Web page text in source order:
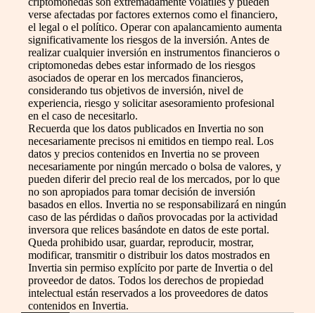
verse afectadas por factores externos como el financiero,
el legal o el político. Operar con apalancamiento aumenta
significativamente los riesgos de la inversión. Antes de
realizar cualquier inversión en instrumentos financieros o
criptomonedas debes estar informado de los riesgos
asociados de operar en los mercados financieros,
considerando tus objetivos de inversión, nivel de
experiencia, riesgo y solicitar asesoramiento profesional
en el caso de necesitarlo.
Recuerda que los datos publicados en Invertia no son
necesariamente precisos ni emitidos en tiempo real. Los
datos y precios contenidos en Invertia no se proveen
necesariamente por ningún mercado o bolsa de valores, y
pueden diferir del precio real de los mercados, por lo que
no son apropiados para tomar decisión de inversión
basados en ellos. Invertia no se responsabilizará en ningún
caso de las pérdidas o daños provocadas por la actividad
inversora que relices basándote en datos de este portal.
Queda prohibido usar, guardar, reproducir, mostrar,
modificar, transmitir o distribuir los datos mostrados en
Invertia sin permiso explícito por parte de Invertia o del
proveedor de datos. Todos los derechos de propiedad
intelectual están reservados a los proveedores de datos
contenidos en Invertia.